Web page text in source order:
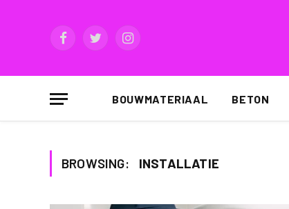
FacebookTwitterInstagram
BOUWMATERIAAL BETON
BROWSING: INSTALLATIE